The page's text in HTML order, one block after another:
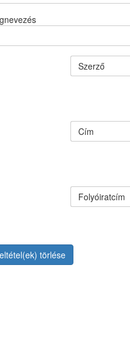
Szerző
Cím
Folyóiratcím
törlése